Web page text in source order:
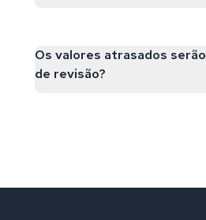
Os valores atrasados
de revisão?